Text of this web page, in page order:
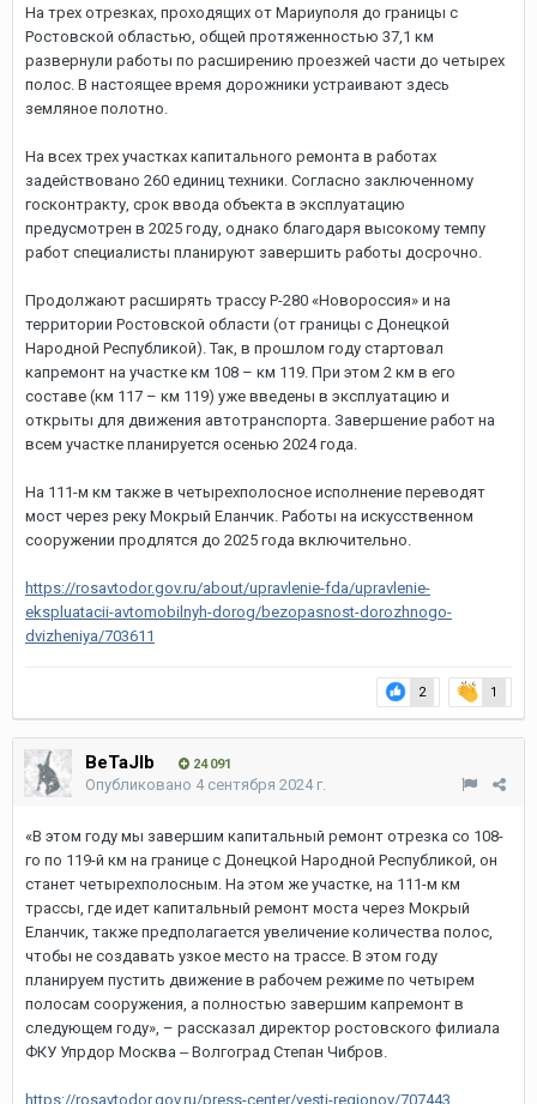
На трех отрезках, проходящих от Мариуполя до границы с
Ростовской областью, общей протяженностью 37,1 км
развернули работы по расширению проезжей части до четырех
полос. В настоящее время дорожники устраивают здесь
земляное полотно.
На всех трех участках капитального ремонта в работах
задействовано 260 единиц техники. Согласно заключенному
госконтракту, срок ввода объекта в эксплуатацию
предусмотрен в 2025 году, однако благодаря высокому темпу
работ специалисты планируют завершить работы досрочно.
Продолжают расширять трассу Р-280 «Новороссия» и на
территории Ростовской области (от границы с Донецкой
Народной Республикой). Так, в прошлом году стартовал
капремонт на участке км 108 – км 119. При этом 2 км в его
составе (км 117 – км 119) уже введены в эксплуатацию и
открыты для движения автотранспорта. Завершение работ на
всем участке планируется осенью 2024 года.
На 111-м км также в четырехполосное исполнение переводят
мост через реку Мокрый Еланчик. Работы на искусственном
сооружении продлятся до 2025 года включительно.
https://rosavtodor.gov.ru/about/upravlenie-fda/upravlenie-
ekspluatacii-avtomobilnyh-dorog/bezopasnost-dorozhnogo-
dvizheniya/703611
2 1
BeTaJIb 24 091
Опубликовано 4 сентября 2024 г.
«В этом году мы завершим капитальный ремонт отрезка со 108-
го по 119-й км на границе с Донецкой Народной Республикой, он
станет четырехполосным. На этом же участке, на 111-м км
трассы, где идет капитальный ремонт моста через Мокрый
Еланчик, также предполагается увеличение количества полос,
чтобы не создавать узкое место на трассе. В этом году
планируем пустить движение в рабочем режиме по четырем
полосам сооружения, а полностью завершим капремонт в
следующем году», – рассказал директор ростовского филиала
ФКУ Упрдор Москва ‒ Волгоград Степан Чибров.
https://rosavtodor.gov.ru/press-center/vesti-regionov/707443